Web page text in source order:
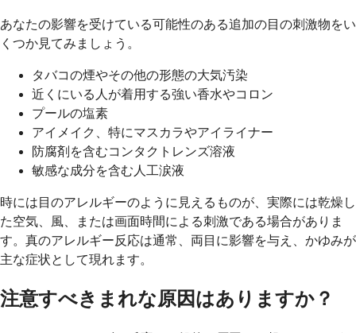
あなたの影響を受けている可能性のある追加の目の刺激物をい
くつか見てみましょう。
タバコの煙やその他の形態の大気汚染
近くにいる人が着用する強い香水やコロン
プールの塩素
アイメイク、特にマスカラやアイライナー
防腐剤を含むコンタクトレンズ溶液
敏感な成分を含む人工涙液
時には目のアレルギーのように見えるものが、実際には乾燥し
た空気、風、または画面時間による刺激である場合がありま
す。真のアレルギー反応は通常、両目に影響を与え、かゆみが
主な症状として現れます。
注意すべきまれな原因はありますか？